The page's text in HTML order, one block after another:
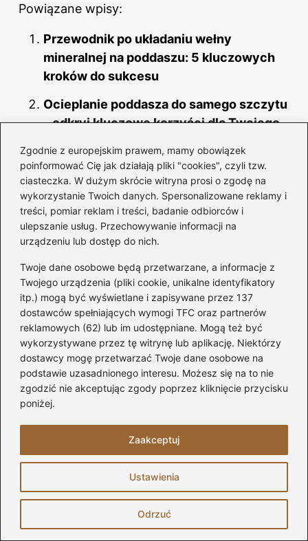
Zgodnie z europejskim prawem, mamy obowiązek
poinformować Cię jak działają pliki "cookies", czyli tzw.
ciasteczka. W dużym skrócie witryna prosi o zgodę na
wykorzystanie Twoich danych. Spersonalizowane reklamy i
treści, pomiar reklam i treści, badanie odbiorców i
ulepszanie usług. Przechowywanie informacji na
urządzeniu lub dostęp do nich.
Twoje dane osobowe będą przetwarzane, a informacje z
Twojego urządzenia (pliki cookie, unikalne identyfikatory
itp.) mogą być wyświetlane i zapisywane przez 137
dostawców spełniających wymogi TFC oraz partnerów
reklamowych (62) lub im udostępniane. Mogą też być
wykorzystywane przez tę witrynę lub aplikację. Niektórzy
dostawcy mogę przetwarzać Twoje dane osobowe na
podstawie uzasadnionego interesu. Możesz się na to nie
zgodzić nie akceptując zgody poprzez kliknięcie przycisku
poniżej.
Ustawienia
Odrzuć
Zaakceptuj
c
e
b
o
o
k
er
e
st
e
dI
n
di
t
bl
r
Powiązane wpisy:
Przewodnik po układaniu wełny
mineralnej na poddaszu: 5 kluczowych
kroków do sukcesu
Ocieplanie poddasza do samego szczytu
– odkryj kluczowe korzyści dla Twojego
Jak przekształcić strych w przytulny
pokój: 5 kroków do udanej adaptacji
Jak łatwo obliczyć powierzchnię
użytkową poddasza? Sprawdź ten prosty
Ocieplanie komina na poddaszu
nieużytkowym – co mówią eksperci?
Sekrety malowania skosów na poddaszu:
5 sprawdzonych technik i trików, które
musisz znać
Kiedy warto ocieplać poddasze pianką?
Kluczowe czynniki i najlepszy czas na
Wypoziomowanie skosów na poddaszu:
10 prostych kroków do pełnego sukcesu
Skuteczne sposoby na kuny na
poddaszu: 5 metod, które naprawdę